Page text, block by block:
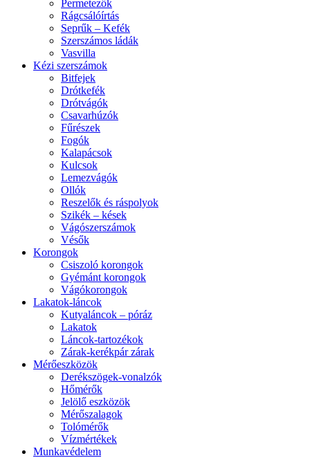
Permetezők
Rágcsálóírtás
Seprűk – Kefék
Szerszámos ládák
Vasvilla
Kézi szerszámok
Bitfejek
Drótkefék
Drótvágók
Csavarhúzók
Fűrészek
Fogók
Kalapácsok
Kulcsok
Lemezvágók
Ollók
Reszelők és ráspolyok
Szikék – kések
Vágószerszámok
Vésők
Korongok
Csiszoló korongok
Gyémánt korongok
Vágókorongok
Lakatok-láncok
Kutyaláncok – póráz
Lakatok
Láncok-tartozékok
Zárak-kerékpár zárak
Mérőeszközök
Derékszögek-vonalzók
Hőmérők
Jelölő eszközök
Mérőszalagok
Tolómérők
Vízmértékek
Munkavédelem